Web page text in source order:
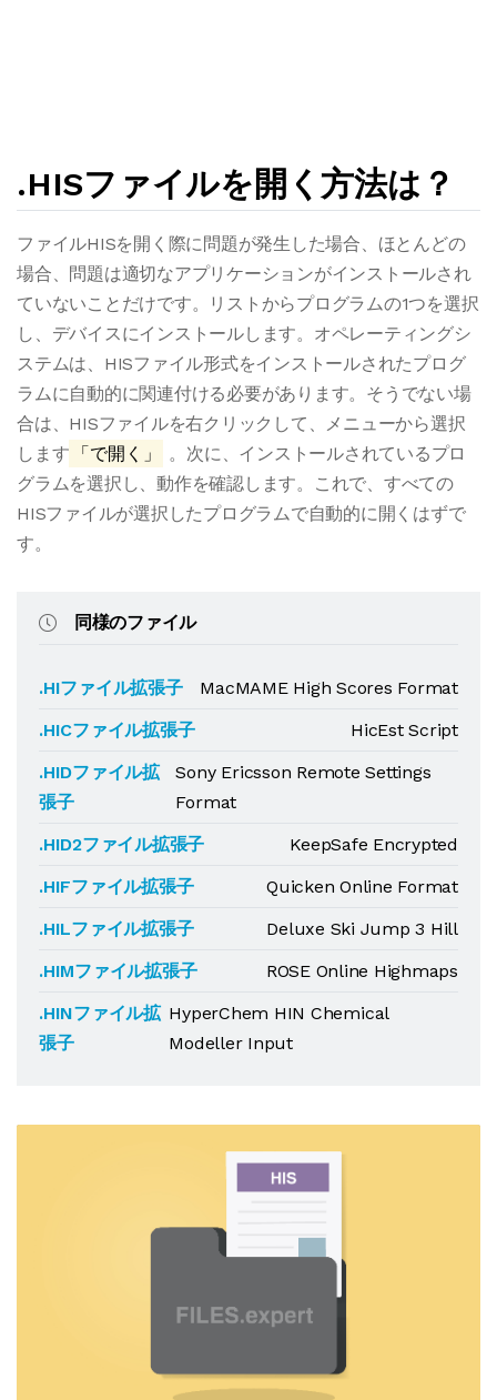
.HISファイルを開く方法は？
ファイルHISを開く際に問題が発生した場合、ほとんどの
場合、問題は適切なアプリケーションがインストールされ
ていないことだけです。リストからプログラムの1つを選択
し、デバイスにインストールします。オペレーティングシ
ステムは、HISファイル形式をインストールされたプログ
ラムに自動的に関連付ける必要があります。そうでない場
合は、HISファイルを右クリックして、メニューから選択
します
「で開く」
。次に、インストールされているプロ
グラムを選択し、動作を確認します。これで、すべての
HISファイルが選択したプログラムで自動的に開くはずで
す。
同様のファイル
.HIファイル拡張子
MacMAME High Scores Format
.HICファイル拡張子
HicEst Script
.HIDファイル拡
張子
Sony Ericsson Remote Settings
Format
.HID2ファイル拡張子
KeepSafe Encrypted
.HIFファイル拡張子
Quicken Online Format
.HILファイル拡張子
Deluxe Ski Jump 3 Hill
.HIMファイル拡張子
ROSE Online Highmaps
.HINファイル拡
張子
HyperChem HIN Chemical
Modeller Input